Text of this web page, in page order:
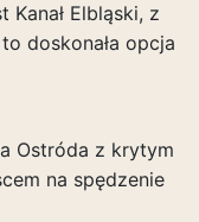
Elbląski, z
doskonała opcja
Ostróda z krytym
na spędzenie